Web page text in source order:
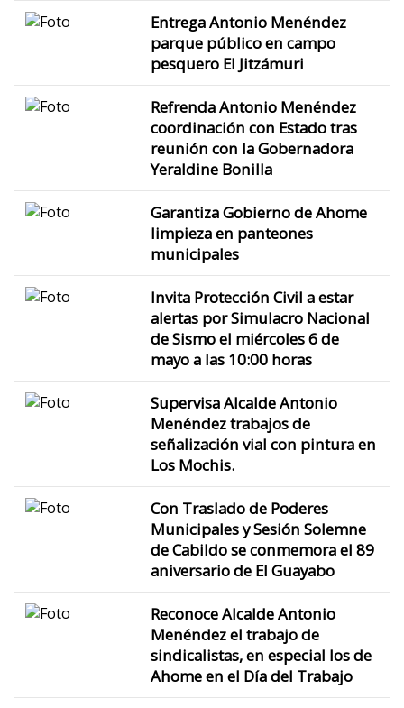
Entrega Antonio Menéndez
parque público en campo
pesquero El Jitzámuri
Refrenda Antonio Menéndez
coordinación con Estado tras
reunión con la Gobernadora
Yeraldine Bonilla
Garantiza Gobierno de Ahome
limpieza en panteones
municipales
Invita Protección Civil a estar
alertas por Simulacro Nacional
de Sismo el miércoles 6 de
mayo a las 10:00 horas
Supervisa Alcalde Antonio
Menéndez trabajos de
señalización vial con pintura en
Los Mochis.
Con Traslado de Poderes
Municipales y Sesión Solemne
de Cabildo se conmemora el 89
aniversario de El Guayabo
Reconoce Alcalde Antonio
Menéndez el trabajo de
sindicalistas, en especial los de
Ahome en el Día del Trabajo